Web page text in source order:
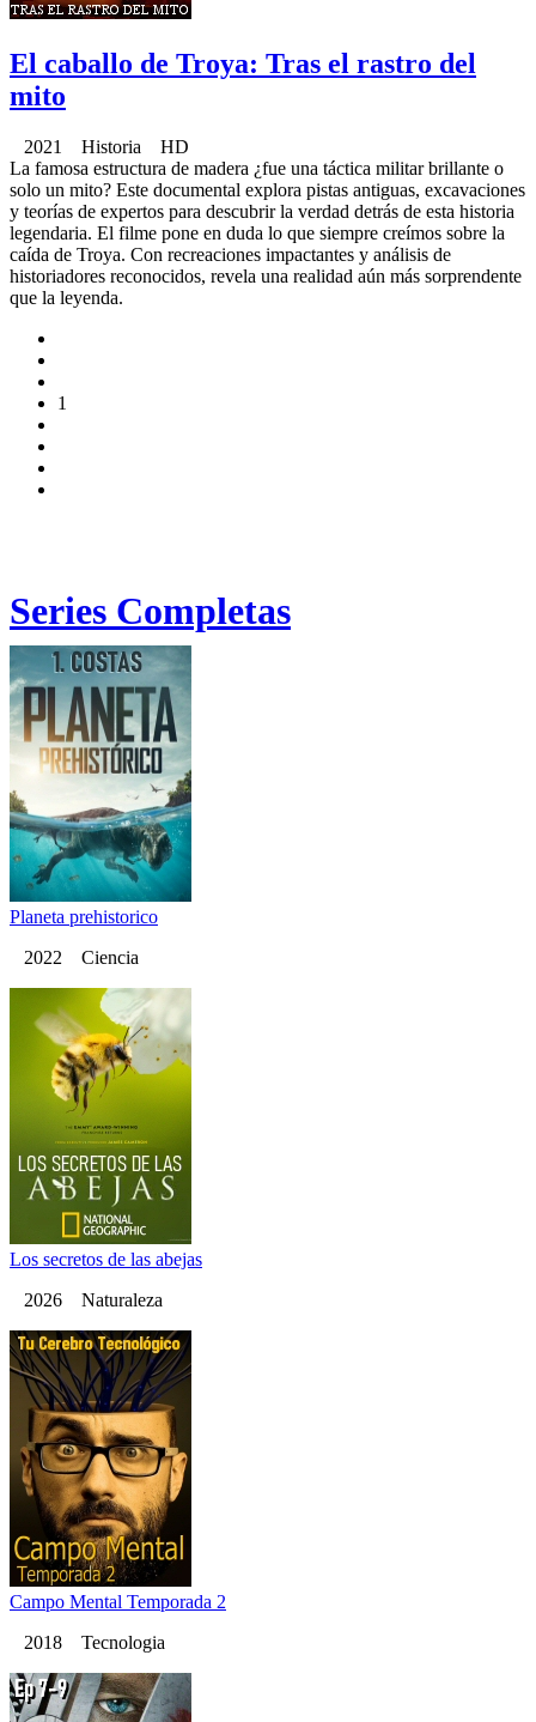
El caballo de Troya: Tras el rastro del
mito
2021 Historia HD
La famosa estructura de madera ¿fue una táctica militar brillante o
solo un mito? Este documental explora pistas antiguas, excavaciones
y teorías de expertos para descubrir la verdad detrás de esta historia
legendaria. El filme pone en duda lo que siempre creímos sobre la
caída de Troya. Con recreaciones impactantes y análisis de
historiadores reconocidos, revela una realidad aún más sorprendente
que la leyenda.
1
Series Completas
Planeta prehistorico
2022 Ciencia
Los secretos de las abejas
2026 Naturaleza
Campo Mental Temporada 2
2018 Tecnologia